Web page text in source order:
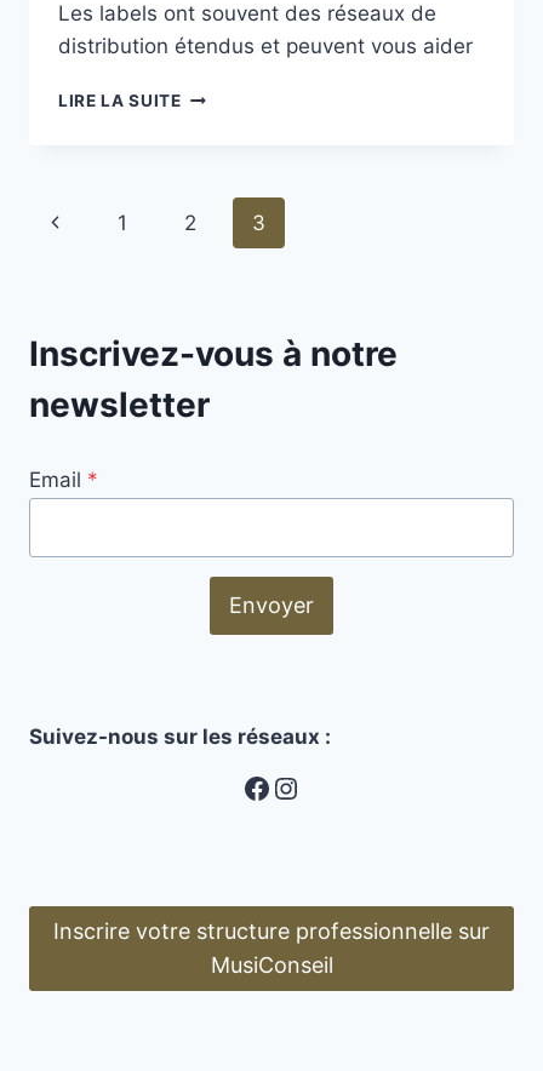
Les labels ont souvent des réseaux de
distribution étendus et peuvent vous aider
LIRE LA SUITEAVEZ-
LABEL
POUR
VENDRE
Navigation
Page
1 2 3
Inscrivez-vous à notre
newsletter
Email *
Envoyer
Suivez-nous sur les réseaux :
MusiConseil
Instagram
Inscrire votre structure professionnelle sur
MusiConseil